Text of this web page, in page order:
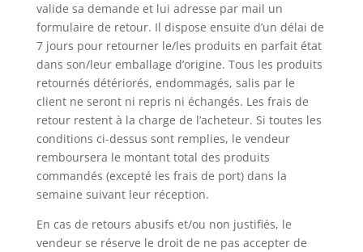
valide sa demande et lui adresse par mail un
formulaire de retour. Il dispose ensuite d’un délai de
7 jours pour retourner le/les produits en parfait état
dans son/leur emballage d’origine. Tous les produits
retournés détériorés, endommagés, salis par le
client ne seront ni repris ni échangés. Les frais de
retour restent à la charge de l’acheteur. Si toutes les
conditions ci-dessus sont remplies, le vendeur
remboursera le montant total des produits
commandés (excepté les frais de port) dans la
semaine suivant leur réception.
En cas de retours abusifs et/ou non justifiés, le
vendeur se réserve le droit de ne pas accepter de